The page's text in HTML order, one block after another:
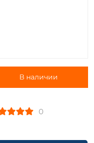
В наличии
0